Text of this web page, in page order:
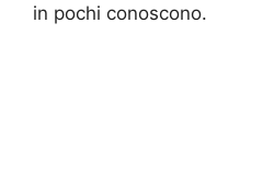
in pochi conoscono.